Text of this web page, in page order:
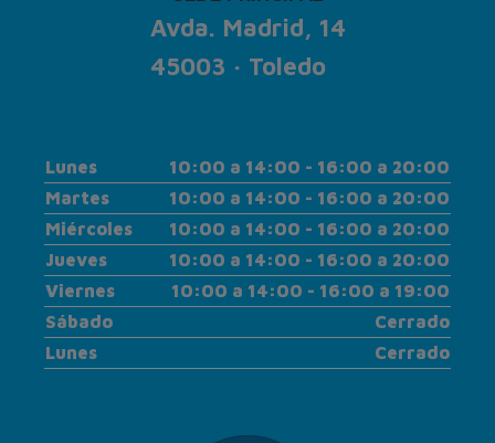
Avda. Madrid, 14
45003 · Toledo
Lunes
10:00 a 14:00 - 16:00 a 20:00
Martes
10:00 a 14:00 - 16:00 a 20:00
Miércoles
10:00 a 14:00 - 16:00 a 20:00
Jueves
10:00 a 14:00 - 16:00 a 20:00
Viernes
10:00 a 14:00 - 16:00 a 19:00
Sábado
Cerrado
Lunes
Cerrado